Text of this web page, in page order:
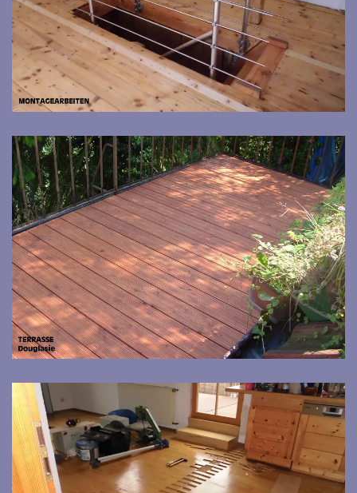
Bild vergrößern
Bild vergrößern